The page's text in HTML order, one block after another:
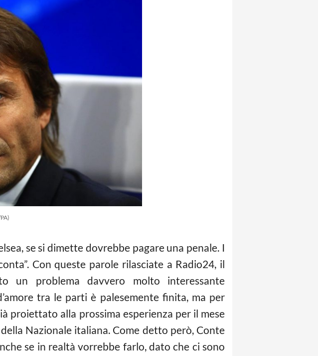
se si dimette dovrebbe pagare una penale. I
Con queste parole rilasciate a Radio24, il
un problema davvero molto interessante
tra le parti è palesemente finita, ma per
proiettato alla prossima esperienza per il mese
Nazionale italiana. Come detto però, Conte
se in realtà vorrebbe farlo, dato che ci sono